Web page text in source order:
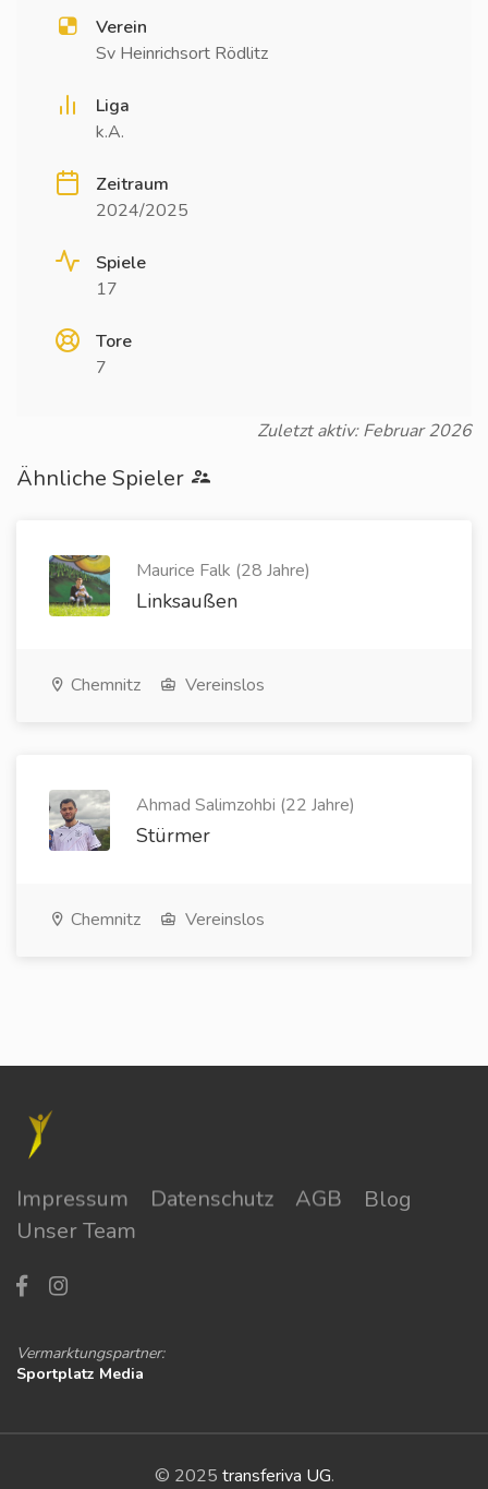
Verein
Sv Heinrichsort Rödlitz
Liga
k.A.
Zeitraum
2024/2025
Spiele
17
Tore
7
Zuletzt aktiv: Februar 2026
Ähnliche Spieler
Maurice Falk (28 Jahre)
Linksaußen
Chemnitz Vereinslos
Ahmad Salimzohbi (22 Jahre)
Stürmer
Chemnitz Vereinslos
Impressum Datenschutz AGB
Blog
Unser Team
Vermarktungspartner:
Sportplatz Media
© 2025 transferiva UG.